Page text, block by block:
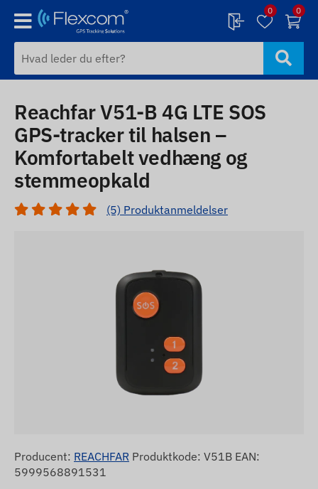
0 0
Reachfar V51-B 4G LTE SOS
GPS-tracker til halsen –
Komfortabelt vedhæng og
stemmeopkald
(5) Produktanmeldelser
Producent: REACHFAR Produktkode: V51B EAN:
5999568891531